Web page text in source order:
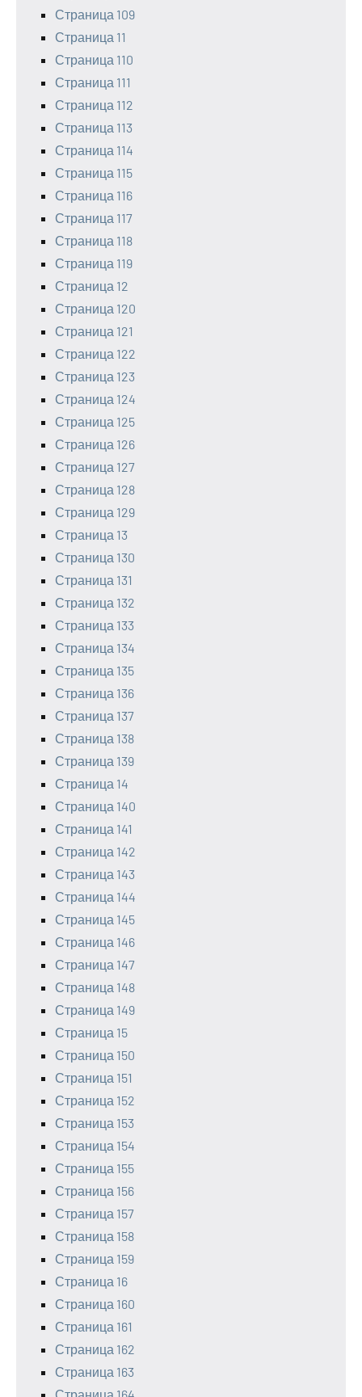
Страница 109
Страница 11
Страница 110
Страница 111
Страница 112
Страница 113
Страница 114
Страница 115
Страница 116
Страница 117
Страница 118
Страница 119
Страница 12
Страница 120
Страница 121
Страница 122
Страница 123
Страница 124
Страница 125
Страница 126
Страница 127
Страница 128
Страница 129
Страница 13
Страница 130
Страница 131
Страница 132
Страница 133
Страница 134
Страница 135
Страница 136
Страница 137
Страница 138
Страница 139
Страница 14
Страница 140
Страница 141
Страница 142
Страница 143
Страница 144
Страница 145
Страница 146
Страница 147
Страница 148
Страница 149
Страница 15
Страница 150
Страница 151
Страница 152
Страница 153
Страница 154
Страница 155
Страница 156
Страница 157
Страница 158
Страница 159
Страница 16
Страница 160
Страница 161
Страница 162
Страница 163